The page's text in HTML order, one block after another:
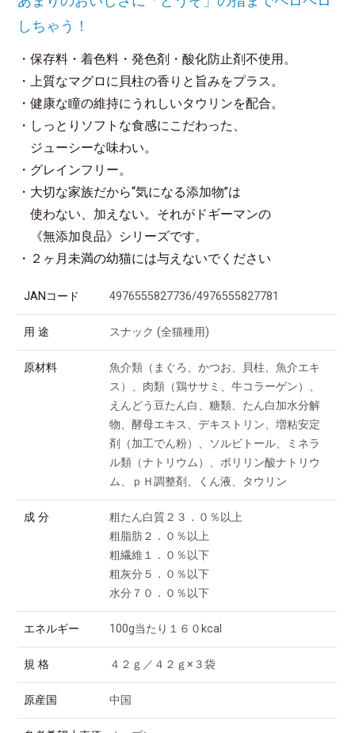
しちゃう！
・保存料・着色料・発色剤・酸化防止剤不使用。
・上質なマグロに貝柱の香りと旨みをプラス。
・健康な瞳の維持にうれしいタウリンを配合。
・しっとりソフトな食感にこだわった、
ジューシーな味わい。
・グレインフリー。
・大切な家族だから“気になる添加物”は
使わない、加えない。それがドギーマンの
《無添加良品》シリーズです。
・２ヶ月未満の幼猫には与えないでください
JANコード 4976555827736/4976555827781
用 途 スナック (全猫種用)
原材料
魚介類（まぐろ、かつお、貝柱、魚介エキ
ス）、肉類（鶏ササミ、牛コラーゲン）、
えんどう豆たん白、糖類、たん白加水分解
物、酵母エキス、デキストリン、増粘安定
剤（加工でん粉）、ソルビトール、ミネラ
ル類（ナトリウム）、ポリリン酸ナトリウ
ム、ｐＨ調整剤、くん液、タウリン
成 分
粗たん白質２３．０％以上
粗脂肪２．０％以上
粗繊維１．０％以下
粗灰分５．０％以下
水分７０．０％以下
エネルギー 100g当たり１６０kcal
規 格 ４２ｇ／４２ｇ×３袋
原産国 中国